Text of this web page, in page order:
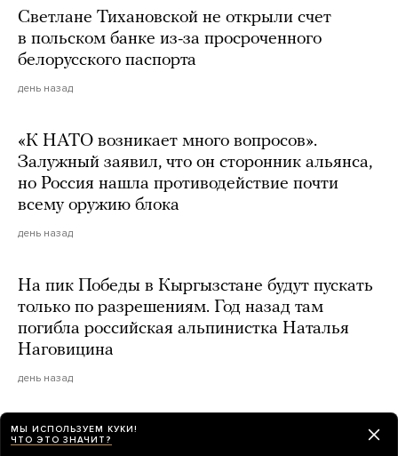
Светлане Тихановской не открыли счет
в польском банке из-за просроченного
белорусского паспорта
день назад
«К НАТО возникает много вопросов».
Залужный заявил, что он сторонник альянса,
но Россия нашла противодействие почти
всему оружию блока
день назад
На пик Победы в Кыргызстане будут пускать
только по разрешениям. Год назад там
погибла российская альпинистка Наталья
Наговицина
день назад
Более 600 украинских беспилотников
МЫ ИСПОЛЬЗУЕМ КУКИ!
ЧТО ЭТО ЗНАЧИТ?